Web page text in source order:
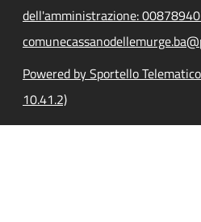
dell'amministrazione:
Powered by Sportello
10.41.2)